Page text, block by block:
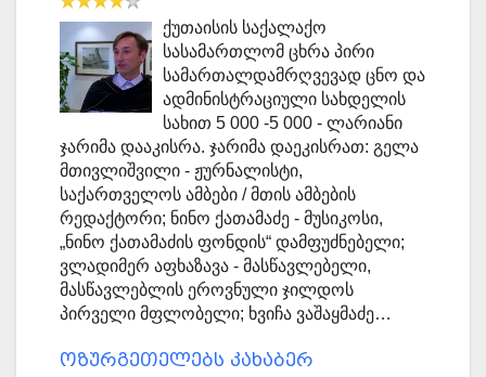
ქუთაისის საქალაქო
სასამართლომ ცხრა პირი
სამართალდამრღვევად ცნო და
ადმინისტრაციული სახდელის
სახით 5 000 -5 000 - ლარიანი
ჯარიმა დააკისრა. ჯარიმა დაეკისრათ: გელა
მთივლიშვილი - ჟურნალისტი,
საქართველოს ამბები / მთის ამბების
რედაქტორი; ნინო ქათამაძე - მუსიკოსი,
„ნინო ქათამაძის ფონდის“ დამფუძნებელი;
ვლადიმერ აფხაზავა - მასწავლებელი,
მასწავლებლის ეროვნული ჯილდოს
პირველი მფლობელი; ხვიჩა ვაშაყმაძე…
ოზურგეთელებს კახაბერ